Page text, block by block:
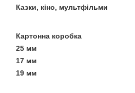
Казки, кіно, мультфільми
Картонна коробка
25 мм
17 мм
19 мм